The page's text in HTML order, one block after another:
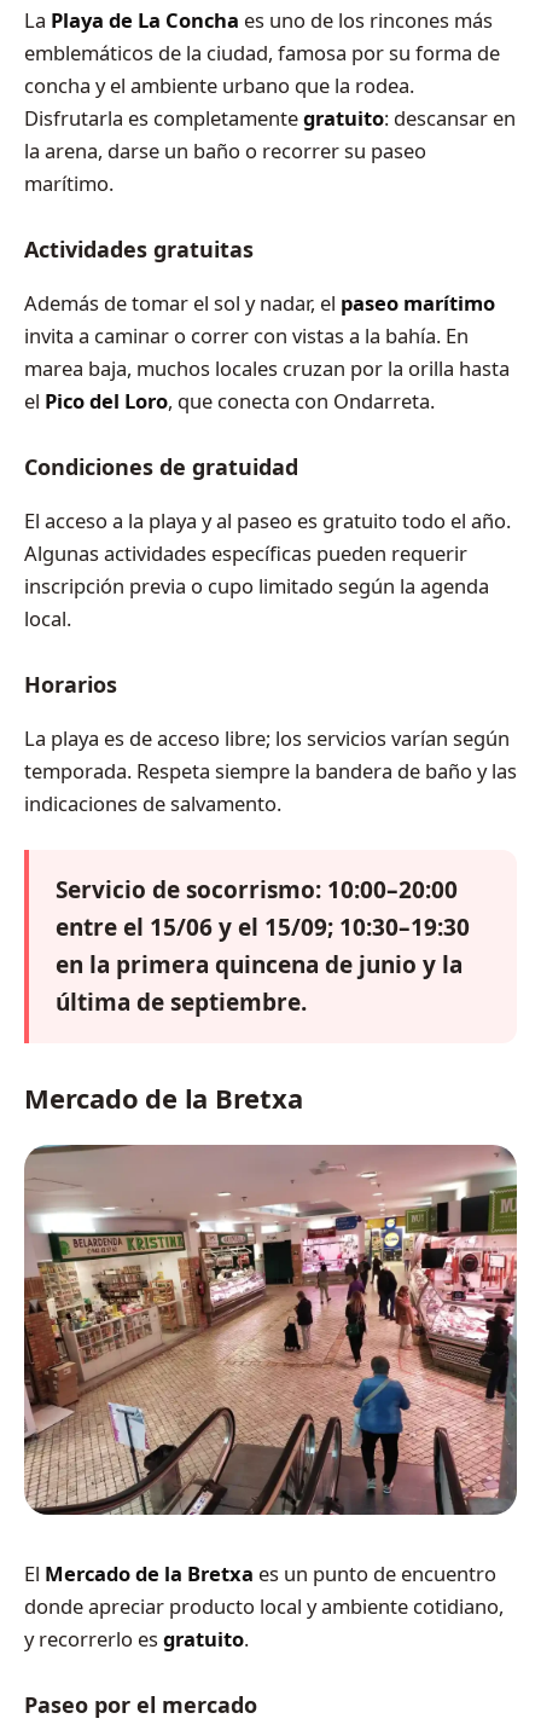
La Playa de La Concha es uno de los rincones más
emblemáticos de la ciudad, famosa por su forma de
concha y el ambiente urbano que la rodea.
Disfrutarla es completamentegratuito: descansar en
la arena, darse un baño o recorrer su paseo
marítimo.
Actividades gratuitas
Además de tomar el sol y nadar, el paseo marítimo
invita a caminar o correr con vistas a la bahía. En
marea baja, muchos locales cruzan por la orilla hasta
el Pico del Loro, que conecta con Ondarreta.
Condiciones de gratuidad
El acceso a la playa y al paseo es gratuito todo el año.
Algunas actividades específicas pueden requerir
inscripción previa o cupo limitado según la agenda
local.
Horarios
La playa es de acceso libre; los servicios varían según
temporada. Respeta siempre la bandera de baño y las
indicaciones de salvamento.
Servicio de socorrismo: 10:00–20:00
entre el 15/06 y el 15/09; 10:30–19:30
en la primera quincena de junio y la
última de septiembre.
Mercado de la Bretxa
El Mercado de la Bretxa es un punto de encuentro
donde apreciar producto local y ambiente cotidiano,
y recorrerlo esgratuito.
Paseo por el mercado